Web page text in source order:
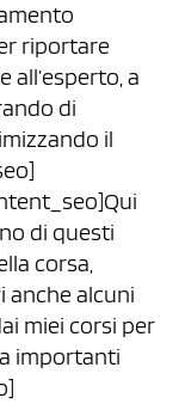
riportare
all’esperto, a
di
il
di questi
corsa,
anche alcuni
miei corsi per
importanti